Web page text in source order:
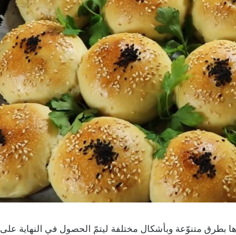
بطرق متنوّعة وبأشكال مختلفة ليتمّ الحصول في النهاية على